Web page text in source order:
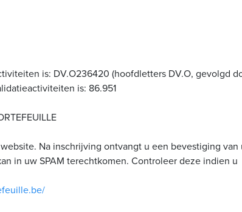
is: DV.O236420 (hoofdletters DV.O, gevolgd
is: 86.951
Na inschrijving ontvangt u een bevestiging van
in uw SPAM terechtkomen. Controleer deze indien u